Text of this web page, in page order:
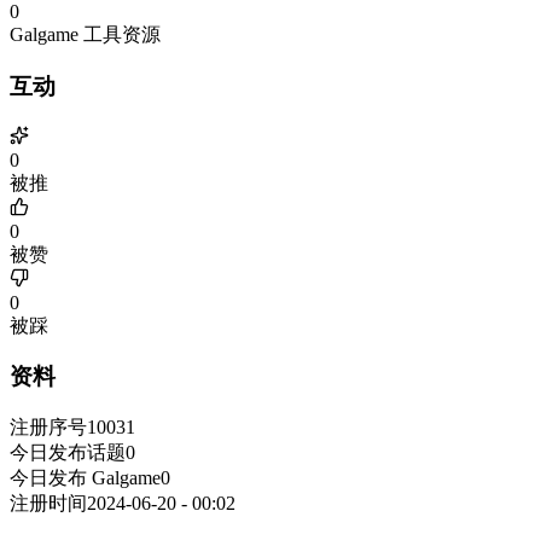
0
Galgame 工具资源
互动
0
被推
0
被赞
0
被踩
资料
注册序号10031
今日发布话题0
今日发布 Galgame0
注册时间2024-06-20 - 00:02